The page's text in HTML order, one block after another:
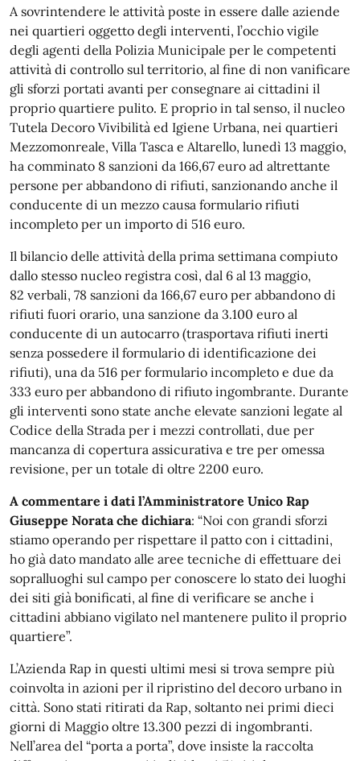
A sovrintendere le attività poste in essere dalle aziende
nei quartieri oggetto degli interventi, l’occhio vigile
degli agenti della Polizia Municipale per le competenti
attività di controllo sul territorio, al fine di non vanificare
gli sforzi portati avanti per consegnare ai cittadini il
proprio quartiere pulito. E proprio in tal senso, il nucleo
Tutela Decoro Vivibilità ed Igiene Urbana, nei quartieri
Mezzomonreale, Villa Tasca e Altarello, lunedì 13 maggio,
ha comminato 8 sanzioni da 166,67 euro ad altrettante
persone per abbandono di rifiuti, sanzionando anche il
conducente di un mezzo causa formulario rifiuti
incompleto per un importo di 516 euro.
Il bilancio delle attività della prima settimana compiuto
dallo stesso nucleo registra così, dal 6 al 13 maggio,
82 verbali, 78 sanzioni da 166,67 euro per abbandono di
rifiuti fuori orario, una sanzione da 3.100 euro al
conducente di un autocarro (trasportava rifiuti inerti
senza possedere il formulario di identificazione dei
rifiuti), una da 516 per formulario incompleto e due da
333 euro per abbandono di rifiuto ingombrante. Durante
gli interventi sono state anche elevate sanzioni legate al
Codice della Strada per i mezzi controllati, due per
mancanza di copertura assicurativa e tre per omessa
revisione, per un totale di oltre 2200 euro.
A commentare i dati l’Amministratore Unico Rap
Giuseppe Norata che dichiara: “Noi con grandi sforzi
stiamo operando per rispettare il patto con i cittadini,
ho già dato mandato alle aree tecniche di effettuare dei
sopralluoghi sul campo per conoscere lo stato dei luoghi
dei siti già bonificati, al fine di verificare se anche i
cittadini abbiano vigilato nel mantenere pulito il proprio
quartiere”.
L’Azienda Rap in questi ultimi mesi si trova sempre più
coinvolta in azioni per il ripristino del decoro urbano in
città. Sono stati ritirati da Rap, soltanto nei primi dieci
giorni di Maggio oltre 13.300 pezzi di ingombranti.
Nell’area del “porta a porta”, dove insiste la raccolta